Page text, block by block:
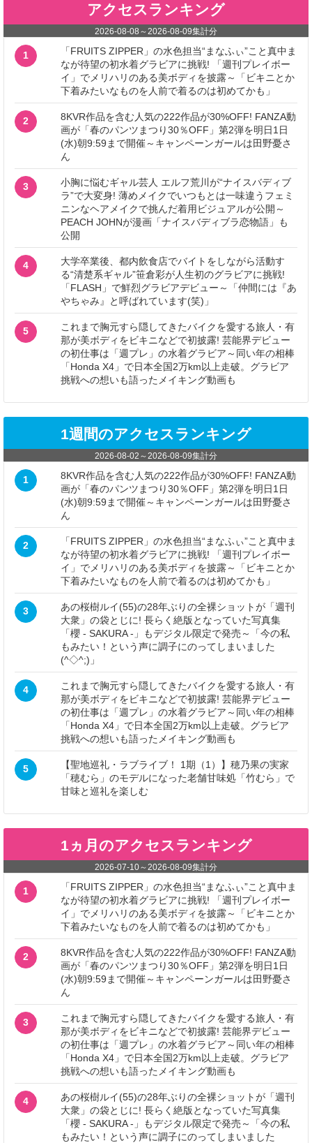
アクセスランキング
2026-08-08 ～2026-08-09集計分
1
「FRUITS ZIPPER」の水色担当“まなふぃ”こと真中ま
なが待望の初水着グラビアに挑戦! 「週刊プレイボー
イ」でメリハリのある美ボディを披露～「ビキニとか
下着みたいなものを人前で着るのは初めてかも」
2
8KVR作品を含む人気の222作品が30%OFF! FANZA動
画が「春のパンツまつり30％OFF」第2弾を明日1日
(水)朝9:59まで開催～キャンペーンガールは田野憂さ
ん
3
小胸に悩むギャル芸人 エルフ荒川が“ナイスバディブ
ラ”で大変身! 薄めメイクでいつもとは一味違うフェミ
ニンなヘアメイクで挑んだ着用ビジュアルが公開～
PEACH JOHNが漫画「ナイスバディブラ恋物語」も
公開
4
大学卒業後、都内飲食店でバイトをしながら活動す
る“清楚系ギャル”笹倉彩が人生初のグラビアに挑戦!
「FLASH」で鮮烈グラビアデビュー～「仲間には『あ
やちゃみ』と呼ばれています(笑)」
5
これまで胸元すら隠してきたバイクを愛する旅人・有
那が美ボディをビキニなどで初披露! 芸能界デビュー
の初仕事は「週プレ」の水着グラビア～同い年の相棒
「Honda X4」で日本全国2万km以上走破。グラビア
挑戦への想いも語ったメイキング動画も
1週間のアクセスランキング
2026-08-02 ～2026-08-09集計分
1
8KVR作品を含む人気の222作品が30%OFF! FANZA動
画が「春のパンツまつり30％OFF」第2弾を明日1日
(水)朝9:59まで開催～キャンペーンガールは田野憂さ
ん
2
「FRUITS ZIPPER」の水色担当“まなふぃ”こと真中ま
なが待望の初水着グラビアに挑戦! 「週刊プレイボー
イ」でメリハリのある美ボディを披露～「ビキニとか
下着みたいなものを人前で着るのは初めてかも」
3
あの桜樹ルイ(55)の28年ぶりの全裸ショットが「週刊
大衆」の袋とじに! 長らく絶版となっていた写真集
「櫻 - SAKURA -」もデジタル限定で発売～「今の私
もみたい！という声に調子にのってしまいました
(^◇^;)」
4
これまで胸元すら隠してきたバイクを愛する旅人・有
那が美ボディをビキニなどで初披露! 芸能界デビュー
の初仕事は「週プレ」の水着グラビア～同い年の相棒
「Honda X4」で日本全国2万km以上走破。グラビア
挑戦への想いも語ったメイキング動画も
5
【聖地巡礼・ラブライブ！ 1期（1）】穂乃果の実家
「穂むら」のモデルになった老舗甘味処「竹むら」で
甘味と巡礼を楽しむ
1ヵ月のアクセスランキング
2026-07-10～2026-08-09集計分
1
「FRUITS ZIPPER」の水色担当“まなふぃ”こと真中ま
なが待望の初水着グラビアに挑戦! 「週刊プレイボー
イ」でメリハリのある美ボディを披露～「ビキニとか
下着みたいなものを人前で着るのは初めてかも」
2
8KVR作品を含む人気の222作品が30%OFF! FANZA動
画が「春のパンツまつり30％OFF」第2弾を明日1日
(水)朝9:59まで開催～キャンペーンガールは田野憂さ
ん
3
これまで胸元すら隠してきたバイクを愛する旅人・有
那が美ボディをビキニなどで初披露! 芸能界デビュー
の初仕事は「週プレ」の水着グラビア～同い年の相棒
「Honda X4」で日本全国2万km以上走破。グラビア
挑戦への想いも語ったメイキング動画も
4
あの桜樹ルイ(55)の28年ぶりの全裸ショットが「週刊
大衆」の袋とじに! 長らく絶版となっていた写真集
「櫻 - SAKURA -」もデジタル限定で発売～「今の私
もみたい！という声に調子にのってしまいました